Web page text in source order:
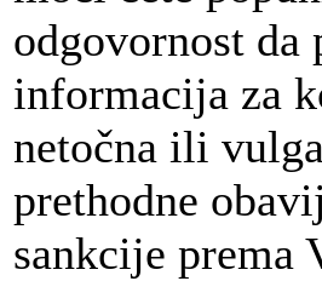
odgovornost
informacija za
netočna ili
prethodne
sankcije prema